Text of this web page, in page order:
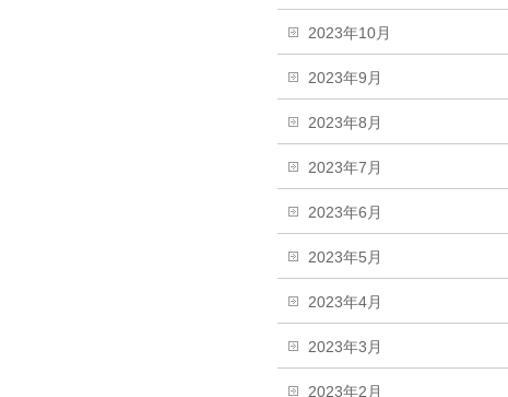
2023年10月
2023年9月
2023年8月
2023年7月
2023年6月
2023年5月
2023年4月
2023年3月
2023年2月